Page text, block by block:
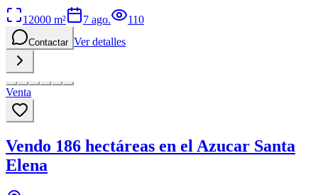
12000 m² 7 ago. 110
Contactar Ver detalles
Venta
Vendo 186 hectáreas en el Azucar Santa
Elena